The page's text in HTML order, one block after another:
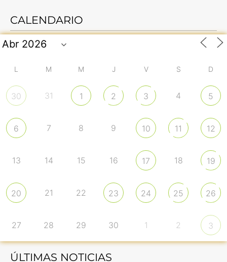
CALENDARIO
L M M J V S D
30 31 1 2 3 4 5
6 7 8 9 10 11 12
13 14 15 16 17 18 19
20 21 22 23 24 25 26
27 28 29 30 1 2 3
ÚLTIMAS NOTICIAS